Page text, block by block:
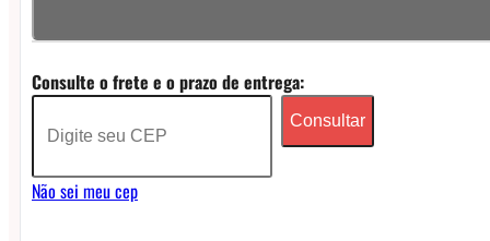
Nicsalt
Mango
Lassi
Consulte o frete e o prazo de entrega:
Consultar
Não sei meu cep